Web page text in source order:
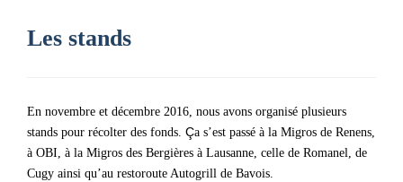
Les stands
En novembre et décembre 2016, nous avons organisé plusieurs
stands pour récolter des fonds. Ça s’est passé à la Migros de Renens,
à OBI, à la Migros des Bergières à Lausanne, celle de Romanel, de
Cugy ainsi qu’au restoroute Autogrill de Bavois.